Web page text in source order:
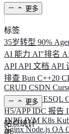
更多
标签
35岁转型 90%
AI 能力 AI"排名
API API 文档 API
排查 Bun C++20
CRUD CSDN
ELK ElysiaESQL
H5/APPIDC 报告
JNPFJVM K8s
NginxNode.js OA
更多
站点统计